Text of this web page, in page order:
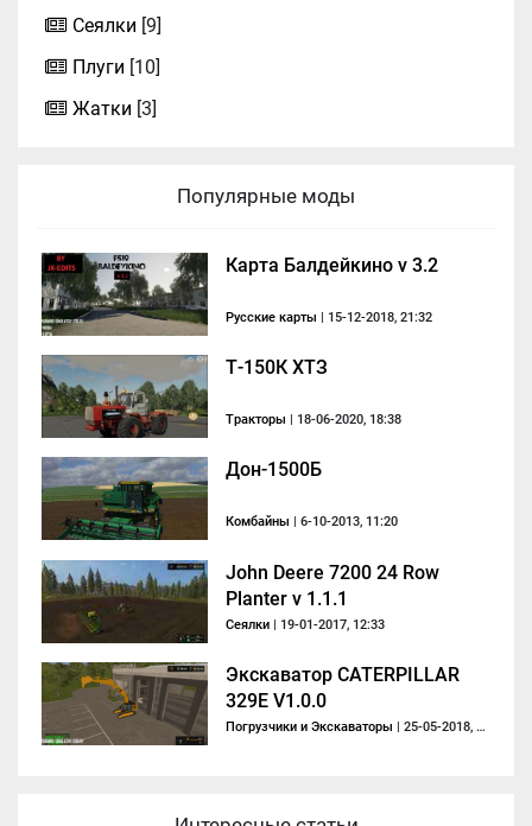
Сеялки [9]
Плуги [10]
Жатки [3]
Популярные моды
Карта Балдейкино v 3.2
Русские карты | 15-12-2018, 21:32
Т-150К ХТЗ
Тракторы | 18-06-2020, 18:38
Дон-1500Б
Комбайны | 6-10-2013, 11:20
John Deere 7200 24 Row
Planter v 1.1.1
Сеялки | 19-01-2017, 12:33
Экскаватор CATERPILLAR
329E V1.0.0
Погрузчики и Экскаваторы | 25-05-2018, 14:14